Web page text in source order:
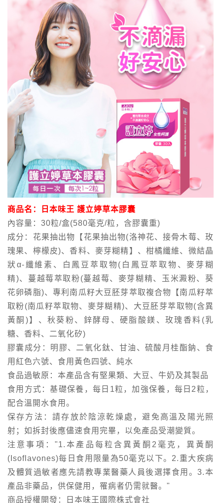
商品名：日本味王 護立婷草本膠囊
內容量：30粒/盒(580毫克/粒，含膠囊重)
成分：花果抽出物【花果抽出物(洛神花、接骨木莓、玫
瑰果、檸檬皮)、香料、麥芽糊精】、柑橘纖維、微結晶
狀α-纖維素、白鳳豆萃取物(白鳳豆萃取物、麥芽糊
精)、蔓越莓萃取粉(蔓越莓、麥芽糊精、玉米澱粉、葵
花卵磷脂)、專利南瓜籽大豆胚芽萃取複合物【南瓜籽萃
取粉(南瓜籽萃取物、麥芽糊精)、大豆胚芽萃取物(含異
黃酮)】、秋葵粉、鋅酵母、硬脂酸鎂、玫瑰香料(乳
糖、香料、二氧化矽)
膠囊成分：明膠、二氧化鈦、甘油、硫酸月桂酯鈉、食
用紅色六號、食用黃色四號、純水
食品過敏原：本產品含有堅果類、大豆、牛奶及其製品
食用方式：基礎保養，每日1粒，加強保養，每日2粒，
配合溫開水食用。
保存方法：請存放於陰涼乾燥處，避免高溫及陽光照
射；如拆封後應儘速食用完畢，以免產品受潮變質。
注意事項："1.本產品每粒含異黃酮2毫克，異黃酮
(Isoflavones)每日食用限量為50毫克以下。2.重大疾病
及體質過敏者應先請教專業醫藥人員後選擇食用。3.本
產品非藥品，供保健用，罹病者仍需就醫。"
商品授權開發：日本味王國際株式會社